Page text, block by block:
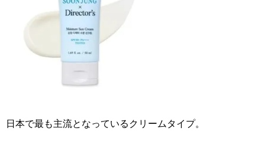
日本で最も主流となっているクリームタイプ。